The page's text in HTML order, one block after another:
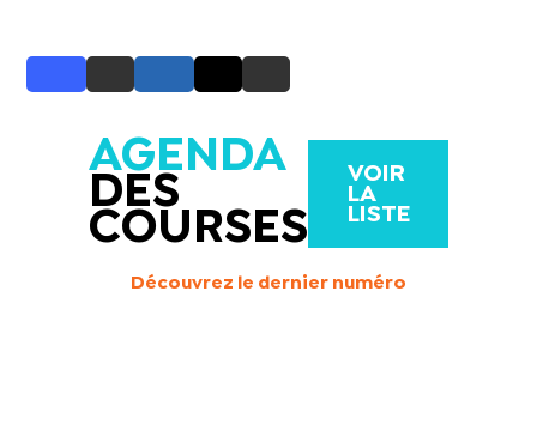
AGENDA
DES
COURSES
VOIR
LA
LISTE
Découvrez le dernier numéro